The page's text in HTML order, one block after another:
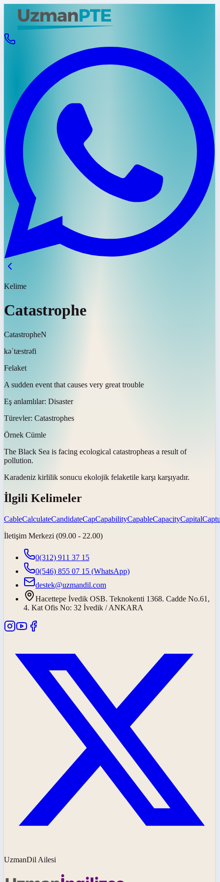
Kelime
Catastrophe
CatastropheN
kəˈtæstrəfi
Felaket
A sudden event that causes very great trouble
Eş anlamlılar: Disaster
Türevler: Catastrophes
Örnek Cümle
The Black Sea is facing ecological catastropheas a result of
pollution.
Karadeniz kirlilik sonucu ekolojik felaketile karşı karşıyadır.
İlgili Kelimeler
CableCalculateCandidateCapCapabilityCapableCapacityCapital
İletişim Merkezi (09.00 - 22.00)
0(312) 911 37 15
0(546) 855 07 15 (WhatsApp)
destek@uzmandil.com
Hacettepe İvedik OSB. Teknokenti 1368. Cadde No.61,
4. Kat Ofis No: 32 İvedik / ANKARA
UzmanDil Ailesi